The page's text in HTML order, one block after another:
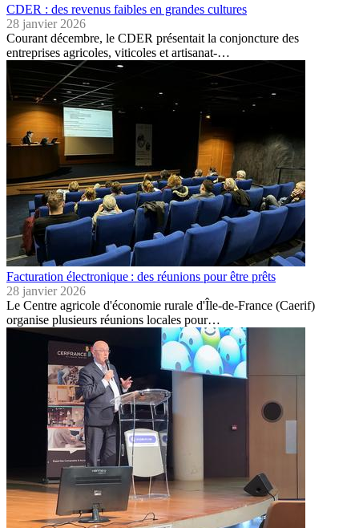
CDER : des revenus faibles en grandes cultures
28 janvier 2026
Courant décembre, le CDER présentait la conjoncture des
entreprises agricoles, viticoles et artisanat-…
Facturation électronique : des réunions pour être prêts
28 janvier 2026
Le Centre agricole d'économie rurale d'Île-de-France (Caerif)
organise plusieurs réunions locales pour…